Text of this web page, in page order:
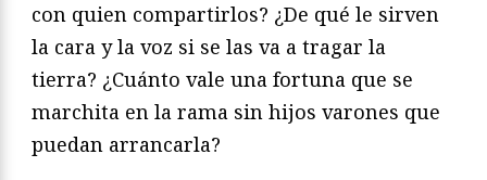
con quien compartirlos? ¿De qué le sirven
la cara y la voz si se las va a tragar la
tierra? ¿Cuánto vale una fortuna que se
marchita en la rama sin hijos varones que
puedan arrancarla?